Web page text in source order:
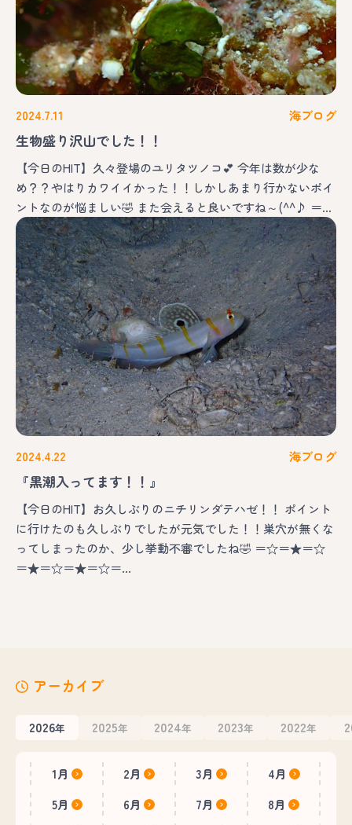
2024.7.11 海ブログ
生物盛り沢山でした！！
【今日のHIT】久々登場のユリタツノコ💕 今年は数が少な
め？？やはりカワイイかった！！しかしあまり行かないポイ
ントなのが悩ましい🤣 また会えると良いですね～(^^♪ ＝…
2024.4.22 海ブログ
『黒潮入ってます！！』
【今日のHIT】お久しぶりのニチリンダテハゼ！！ ポイント
に行けたのも久しぶりでしたが元気でした！！巣穴が無くな
ってしまったのか、少し挙動不審でしたね🤣 ＝☆＝★＝☆
＝★＝☆＝★＝☆＝…
アーカイブ
2026年 2025年 2024年 2023年 2022年
1月 2月 3月
4月
5月
6月 7月
8月